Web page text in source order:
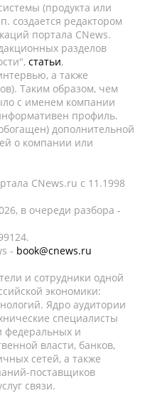
(продукта или
создается редактором
портала CNews.
разделов
статьи,
а также
Таким образом, чем
с именем компании
профиль.
дополнительной
о компании или
CNews.ru c 11.1998
в очереди разбора -
- book@cnews.ru
и сотрудники одной
экономики:
Ядро аудитории
специалисты
федеральных и
власти, банков,
сетей, а также
поставщиков
связи.